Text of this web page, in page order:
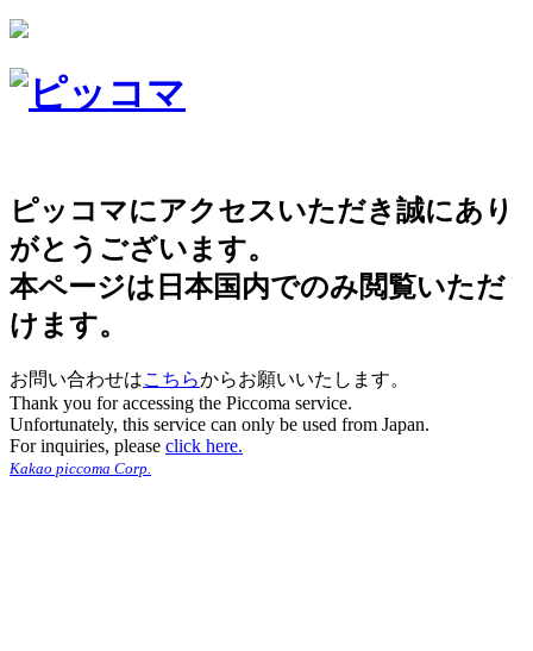
ピッコマにアクセスいただき誠にあり
がとうございます。
本ページは日本国内でのみ閲覧いただ
けます。
お問い合わせはこちらからお願いいたします。
Thank you for accessing the Piccoma service.
Unfortunately, this service can only be used from Japan.
For inquiries, please click here.
Kakao piccoma Corp.